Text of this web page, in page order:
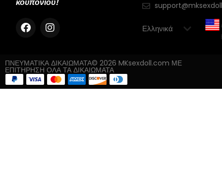
ΠΝΕΥΜΑΤΙΚΑ ΔΙΚΑΙΩΜΑΤΑ© 2026 MKsexdoll.com ΜΕ
ΕΠΙΤΗΡΗΣΗ ΟΛΑ ΤΑ ΔΙΚΑΙΩΜΑΤΑ